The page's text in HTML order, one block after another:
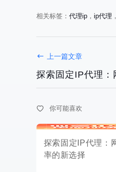
相关标签： 代理ip ， ip代理 ，
上一篇文章
探索固定IP代理：
你可能喜欢
探索固定IP代理：网络
率的新选择
2025-05-02